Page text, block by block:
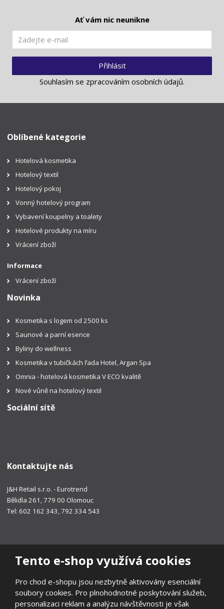
Tento e-shop využívá cookies
Pro chod e-shopu jsou nezbytně aktivovány esenciální
soubory cookies. Pro plnohodnotné poskytování služeb,
personalizaci reklam a analýzu návštěvnosti je však
Ať vám nic neunikne
Přihlásit
Souhlasím se zpracováním osobních údajů.
Oblíbené kategorie
Hotelová kosmetika
Hotelový textil
Hotelový pokoj
Vonný hotelový program
Vybavení koupelny a toalety
Hotelové produkty na míru
Vrácení zboží
Informace
Vrácení zboží
Novinka
Kosmetika s logem od 2500 ks
Saunové a parní esence
Byliny do wellness
Kosmetika v tubičkách řada Hotel, Argan Spa
Omnia - hotelová kosmetika V ECO kvalitě
Nové vůně na hotelový textil
Sociální sítě
Kontaktujte nás
J&H Retail s.r.o. - Eurotrend
Bělidla 261, 779 00 Olomouc
Tel: 602 162 343, 792 334 543